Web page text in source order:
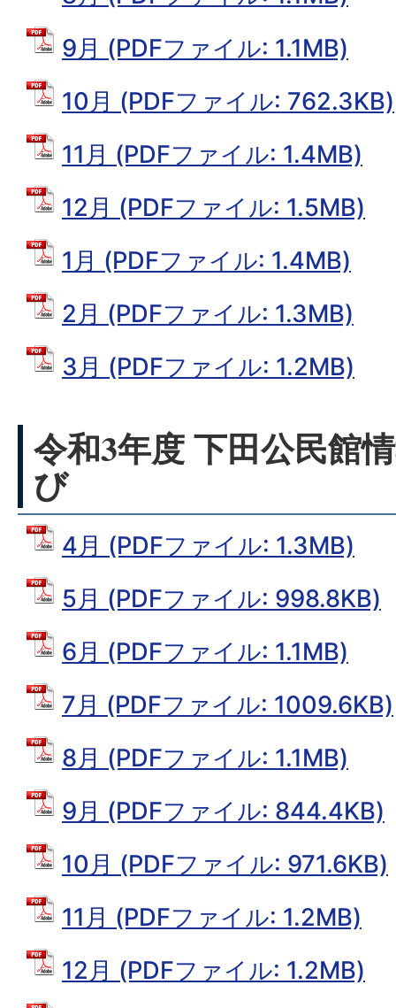
9月 (PDFファイル: 1.1MB)
10月 (PDFファイル: 762.3KB)
11月 (PDFファイル: 1.4MB)
12月 (PDFファイル: 1.5MB)
1月 (PDFファイル: 1.4MB)
2月 (PDFファイル: 1.3MB)
3月 (PDFファイル: 1.2MB)
令和3年度 下田公民館
び
4月 (PDFファイル: 1.3MB)
5月 (PDFファイル: 998.8KB)
6月 (PDFファイル: 1.1MB)
7月 (PDFファイル: 1009.6KB)
8月 (PDFファイル: 1.1MB)
9月 (PDFファイル: 844.4KB)
10月 (PDFファイル: 971.6KB)
11月 (PDFファイル: 1.2MB)
12月 (PDFファイル: 1.2MB)